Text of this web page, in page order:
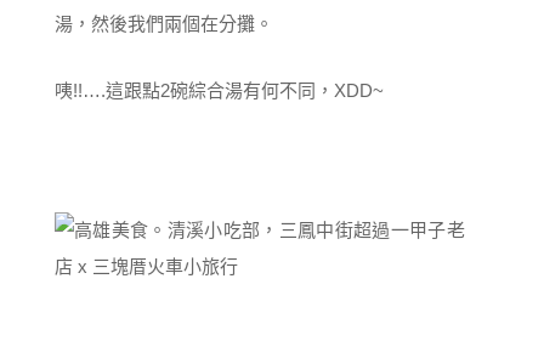
湯，然後我們兩個在分攤。
咦!!….這跟點2碗綜合湯有何不同，XDD~